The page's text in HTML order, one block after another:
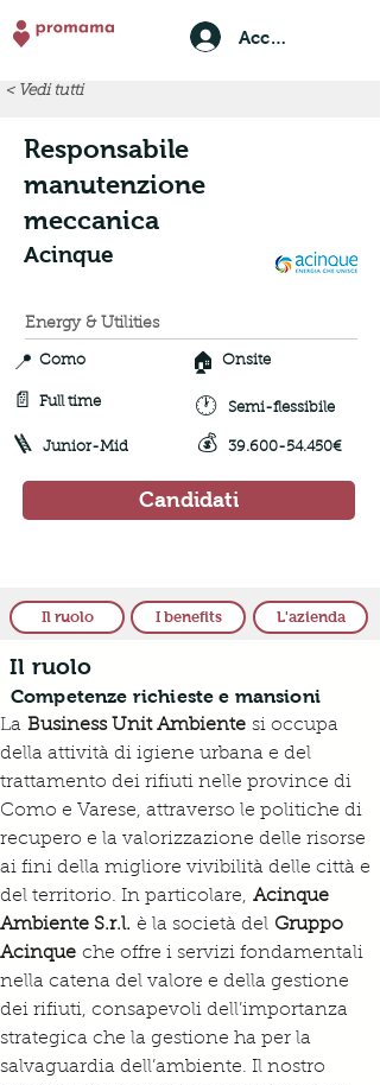
Accedi
< Vedi tutti
Acinque
Responsabile
manutenzione
meccanica
Energy & Utilities
📍 Como 🏠 Onsite
📄 Full time 🕐 Semi-flessibile
🪜 Junior-Mid 💰 39.600-54.450€
Candidati
Il ruolo I benefits L'azienda
Il ruolo
Competenze richieste e mansioni
La Business Unit Ambiente si occupa
della attività di igiene urbana e del
trattamento dei rifiuti nelle province di
Como e Varese, attraverso le politiche di
recupero e la valorizzazione delle risorse
ai fini della migliore vivibilità delle città e
del territorio. In particolare, Acinque
Ambiente S.r.l. è la società del Gruppo
Acinque che offre i servizi fondamentali
nella catena del valore e della gestione
dei rifiuti, consapevoli dell’importanza
strategica che la gestione ha per la
salvaguardia dell’ambiente. Il nostro